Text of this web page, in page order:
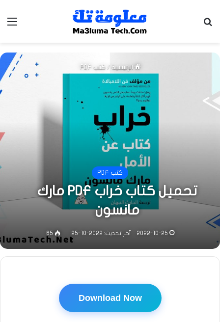
الرئيسية / كتب PDF
كتب PDF
تحميل كتاب خراب PDF مارك
مانسون
2022-10-25 آخر تحديث: 2022-10-25 65
Download Now